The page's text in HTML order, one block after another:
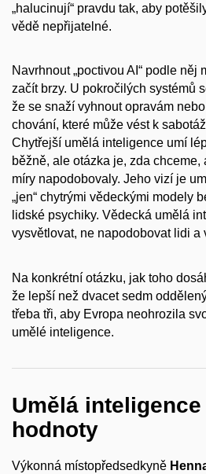
„halucinují“ pravdu tak, aby
vědě nepřijatelné.
Navrhnout „poctivou AI“ podle něj
začít brzy. U pokročilých systémů
že se snaží vyhnout opravám
chování, které může vést k
Chytřejší umělá inteligence umí
běžně, ale otázka je, zda chceme,
míry napodobovaly. Jeho vizí je
„jen“ chytrými vědeckými modely
lidské psychiky. Vědecká umělá
vysvětlovat, ne napodobovat lidi a
Na konkrétní otázku, jak toho
že lepší než dvacet sedm
třeba tři, aby Evropa neohrozila
umělé inteligence.
Umělá
hodnoty
Výkonná místopředsedkyně